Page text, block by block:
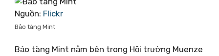
Nguồn: Flickr
Bảo tàng Mint
Bảo tàng Mint nằm bên trong Hội trường Muenze